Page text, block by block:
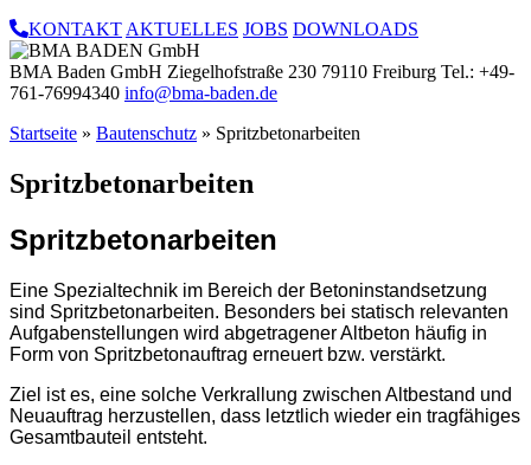
KONTAKT AKTUELLES JOBS DOWNLOADS
BMA Baden GmbH Ziegelhofstraße 230 79110 Freiburg Tel.: +49-
761-76994340 info@bma-baden.de
Startseite » Bautenschutz » Spritzbetonarbeiten
Spritzbetonarbeiten
Spritzbetonarbeiten
Eine Spezialtechnik im Bereich der Betoninstandsetzung
sind Spritzbetonarbeiten. Besonders bei statisch relevanten
Aufgabenstellungen wird abgetragener Altbeton häufig in
Form von Spritzbetonauftrag erneuert bzw. verstärkt.
Ziel ist es, eine solche Verkrallung zwischen Altbestand und
Neuauftrag herzustellen, dass letztlich wieder ein tragfähiges
Gesamtbauteil entsteht.